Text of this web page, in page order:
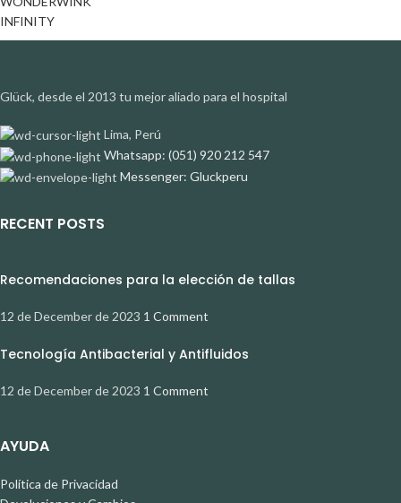
INFINITY
Glück, desde el 2013 tu mejor aliado para el hospital
Lima, Perú
Whatsapp: (051) 920 212 547
Messenger: Gluckperu
RECENT POSTS
Recomendaciones para la elección de tallas
12 de December de 2023 1 Comment
Tecnología Antibacterial y Antifluidos
12 de December de 2023 1 Comment
AYUDA
Política de Privacidad